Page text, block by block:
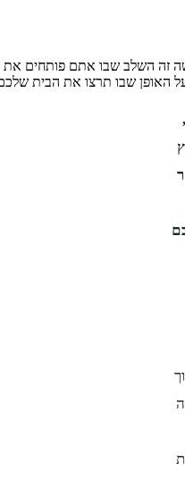
זה השלב שבו אתם פותחים
על האופן שבו תרצו את הבית